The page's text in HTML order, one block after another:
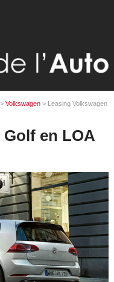
Volkswagen> Leasing Volkswagen
en LOA